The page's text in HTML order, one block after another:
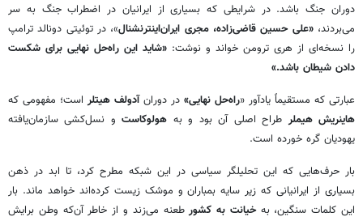
دوران جنگ باشد. در شرایطی که بسیاری از ایرانیان در اضطراب جنگ به سر
می‌بردند،«علی حسین قاضی‌زاده، مجری ایران‌اینترنشنال»، در توئیتی دونالد ترامپ
را نسخه‌ای از هری ترومن خواند و نوشت: «شاید این راه‌حل نهایی برای شکست
دادن شیطان باشد.»
عبارتی که مستقیماً یادآور «راه‌حل نهایی» در دوران آدولف هیتلراست؛ مفهومی که
هاینریش هیملرطراح اصلی آن بود و به هولوکاست و نسل‌کشی سازمان‌یافته
یهودیان گره خورده است.
بار حرف‌هایی که این تحلیلگر سیاسی در این شبکه مطرح کرد، تا ابد در ذهن
بسیاری از ایرانیانی که زیر سایه بمباران و موشک زیست کرده‌اند خواهد ماند. بار
این کلمات سنگین، بهخیانت به کشورطعنه می‌زند و از خاطر آن‌که وطن برایش